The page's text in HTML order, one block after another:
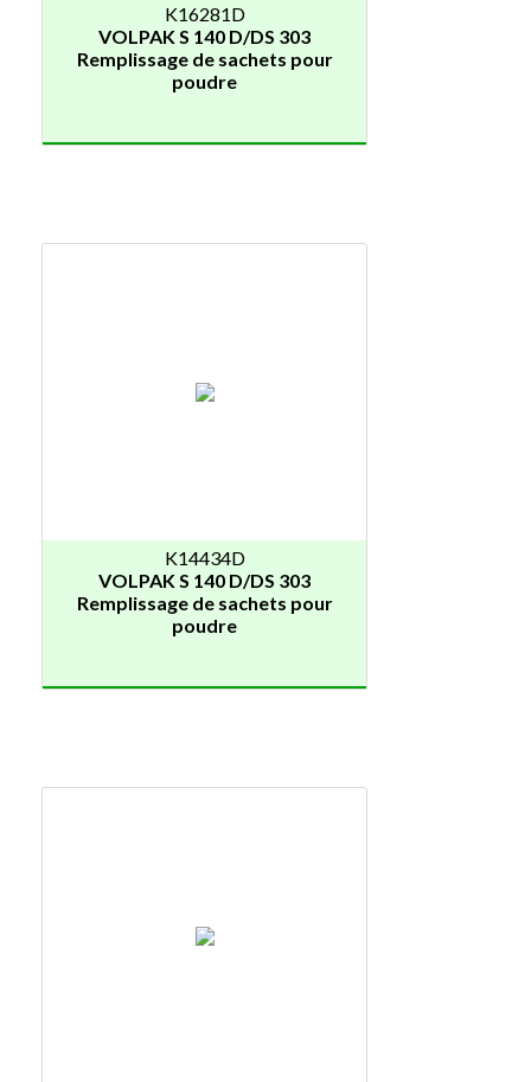
K16281D
VOLPAK S 140 D/DS 303
Remplissage de sachets pour
poudre
K14434D
VOLPAK S 140 D/DS 303
Remplissage de sachets pour
poudre